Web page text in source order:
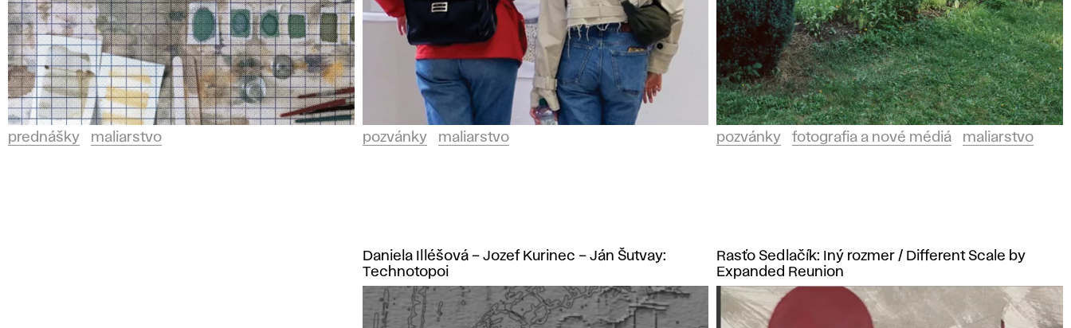
prednášky maliarstvo pozvánky maliarstvo pozvánky fotografia a nové médiá maliarstvo
Daniela Illéšová – Jozef Kurinec – Ján Šutvay:
Technotopoi
Rasťo Sedlačík: Iný rozmer / Different Scale by
Expanded Reunion